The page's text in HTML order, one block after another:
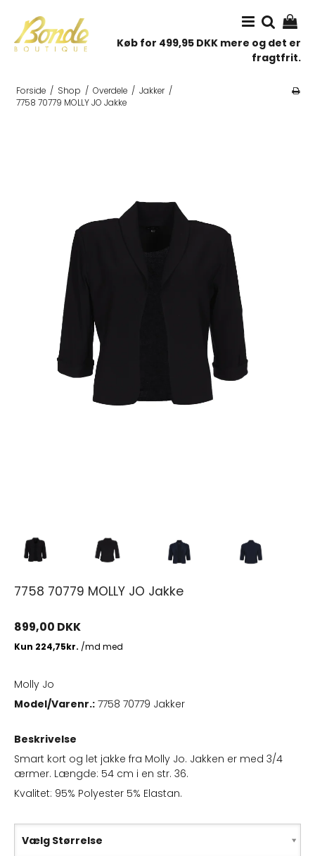
Køb for 499,95 DKK mere og det er
fragtfrit.
Forside / Shop / Overdele / Jakker /
7758 70779 MOLLY JO Jakke
7758 70779 MOLLY JO Jakke
899,00 DKK
Molly Jo
Model/Varenr.: 7758 70779 Jakker
Beskrivelse
Smart kort og let jakke fra Molly Jo. Jakken er med 3/4
ærmer. Længde: 54 cm i en str. 36.
Kvalitet: 95% Polyester 5% Elastan.
Vælg Størrelse